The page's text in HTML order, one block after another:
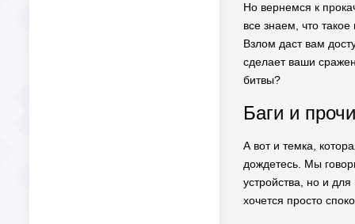
Но вернемся к
все знаем, что
Взлом даст вам
сделает ваши
битвы?
Баги и
А вот и темка,
дождетесь. Мы
устройства, но и
хочется просто